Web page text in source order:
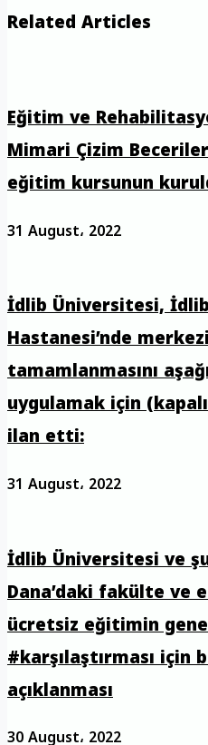
Related Articles
Eğitim ve
Mimari Çizim
eğitim kursunun
31 August، 2022
İdlib Üniversitesi,
Hastanesi’nde
tamamlanmasını
uygulamak için
ilan etti:
31 August، 2022
İdlib Üniversitesi ve
Dana’daki fakülte ve
ücretsiz eğitimin
#karşılaştırması için
açıklanması
30 August، 2022